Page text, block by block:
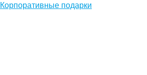
Корпоративные подарки